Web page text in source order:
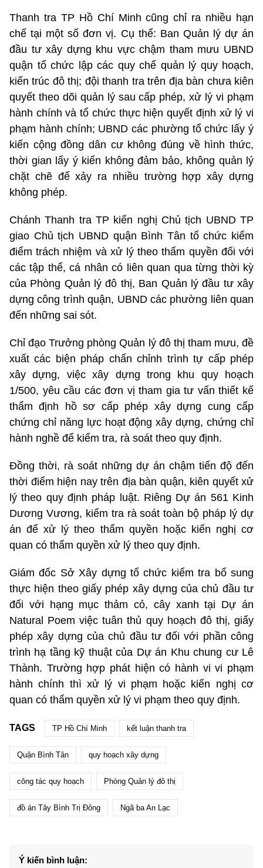
Thanh tra TP Hồ Chí Minh cũng chỉ ra nhiều hạn
chế tại một số đơn vị. Cụ thể: Ban Quản lý dự án
đầu tư xây dựng khu vực chậm tham mưu UBND
quận tổ chức lập các quy chế quản lý quy hoạch,
kiến trúc đô thị; đội thanh tra trên địa bàn chưa kiên
quyết theo dõi quản lý sau cấp phép, xử lý vi phạm
hành chính và tổ chức thực hiện quyết định xử lý vi
phạm hành chính; UBND các phường tổ chức lấy ý
kiến cộng đồng dân cư không đúng về hình thức,
thời gian lấy ý kiến không đảm bảo, không quản lý
chặt chẽ để xảy ra nhiều trường hợp xây dựng
không phép.
Chánh Thanh tra TP kiến nghị Chủ tịch UBND TP
giao Chủ tịch UBND quận Bình Tân tổ chức kiểm
điểm trách nhiệm và xử lý theo thẩm quyền đối với
các tập thể, cá nhân có liên quan qua từng thời kỳ
của Phòng Quản lý đô thị, Ban Quản lý đầu tư xây
dựng công trình quận, UBND các phường liên quan
đến những sai sót.
Chỉ đạo Trưởng phòng Quản lý đô thị tham mưu, đề
xuất các biện pháp chấn chỉnh trình tự cấp phép
xây dựng, việc xây dựng trong khu quy hoạch
1/500, yêu cầu các đơn vị tham gia tư vấn thiết kế
thẩm định hồ sơ cấp phép xây dựng cung cấp
chứng chỉ năng lực hoạt động xây dựng, chứng chỉ
hành nghề để kiểm tra, rà soát theo quy định.
Đồng thời, rà soát những dự án chậm tiến độ đến
thời điểm hiện nay trên địa bàn quận, kiên quyết xử
lý theo quy định pháp luật. Riêng Dự án 561 Kinh
Dương Vương, kiểm tra rà soát toàn bộ pháp lý dự
án để xử lý theo thẩm quyền hoặc kiến nghị cơ
quan có thẩm quyền xử lý theo quy định.
Giám đốc Sở Xây dựng tổ chức kiểm tra bổ sung
thực hiện theo giấy phép xây dựng của chủ đầu tư
đối với hạng mục thảm cỏ, cây xanh tại Dự án
Natural Poem việc tuân thủ quy hoạch đô thị, giấy
phép xây dựng của chủ đầu tư đối với phần công
trình hạ tầng kỹ thuật của Dự án Khu chung cư Lê
Thành. Trường hợp phát hiện có hành vi vi phạm
hành chính thì xử lý vi phạm hoặc kiến nghị cơ
quan có thẩm quyền xử lý vi phạm theo quy định.
TAGS TP Hồ Chí Minh kết luận thanh tra
Quận Bình Tân quy hoạch xây dựng
công tác quy hoạch Phòng Quản lý đô thị
đồ án Tây Bình Trị Đông Ngã ba An Lạc
Ý kiến bình luận: